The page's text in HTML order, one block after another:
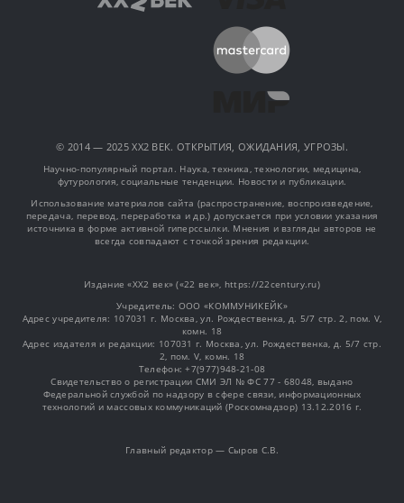
© 2014 — 2025 XX2 ВЕК. ОТКРЫТИЯ, ОЖИДАНИЯ, УГРОЗЫ.
Научно-популярный портал. Наука, техника, технологии, медицина,
футурология, социальные тенденции. Новости и публикации.
Использование материалов сайта (распространение, воспроизведение,
передача, перевод, переработка и др.) допускается при условии указания
источника в форме активной гиперссылки. Мнения и взгляды авторов не
всегда совпадают с точкой зрения редакции.
Издание «XX2 век» («22 век», https://22century.ru)
Учредитель: OOO «КОММУНИКЕЙК»
Адрес учредителя: 107031 г. Москва, ул. Рождественка, д. 5/7 стр. 2, пом. V,
комн. 18
Адрес издателя и редакции: 107031 г. Москва, ул. Рождественка, д. 5/7 стр.
2, пом. V, комн. 18
Телефон: +7(977)948-21-08
Свидетельство о регистрации СМИ ЭЛ № ФС 77 - 68048, выдано
Федеральной службой по надзору в сфере связи, информационных
технологий и массовых коммуникаций (Роскомнадзор) 13.12.2016 г.
Главный редактор — Сыров С.В.